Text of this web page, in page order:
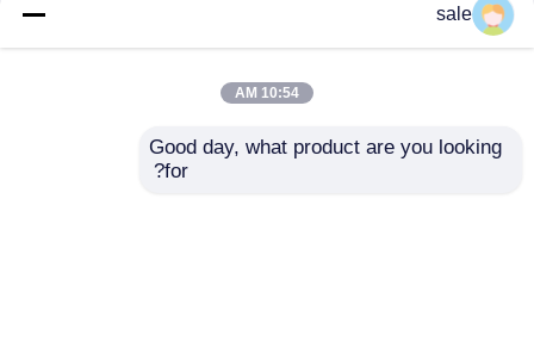
آلة تلميع الصفائح الفولاذية
المعدنية الذكية الذكية
آلة طلاء الصفائح المعدنية
sale
10:54 AM
Good day, what product are you looking
for?